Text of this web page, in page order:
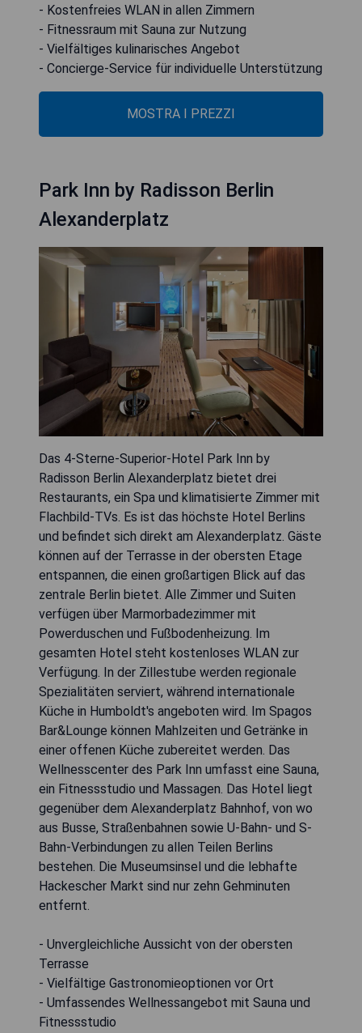
- Kostenfreies WLAN in allen Zimmern
- Fitnessraum mit Sauna zur Nutzung
- Vielfältiges kulinarisches Angebot
- Concierge-Service für individuelle Unterstützung
MOSTRA I PREZZI
Park Inn by Radisson Berlin
Alexanderplatz
Das 4-Sterne-Superior-Hotel Park Inn by
Radisson Berlin Alexanderplatz bietet drei
Restaurants, ein Spa und klimatisierte Zimmer mit
Flachbild-TVs. Es ist das höchste Hotel Berlins
und befindet sich direkt am Alexanderplatz. Gäste
können auf der Terrasse in der obersten Etage
entspannen, die einen großartigen Blick auf das
zentrale Berlin bietet. Alle Zimmer und Suiten
verfügen über Marmorbadezimmer mit
Powerduschen und Fußbodenheizung. Im
gesamten Hotel steht kostenloses WLAN zur
Verfügung. In der Zillestube werden regionale
Spezialitäten serviert, während internationale
Küche in Humboldt's angeboten wird. Im Spagos
Bar&Lounge können Mahlzeiten und Getränke in
einer offenen Küche zubereitet werden. Das
Wellnesscenter des Park Inn umfasst eine Sauna,
ein Fitnessstudio und Massagen. Das Hotel liegt
gegenüber dem Alexanderplatz Bahnhof, von wo
aus Busse, Straßenbahnen sowie U-Bahn- und S-
Bahn-Verbindungen zu allen Teilen Berlins
bestehen. Die Museumsinsel und die lebhafte
Hackescher Markt sind nur zehn Gehminuten
entfernt.
- Unvergleichliche Aussicht von der obersten
Terrasse
- Vielfältige Gastronomieoptionen vor Ort
- Umfassendes Wellnessangebot mit Sauna und
Fitnessstudio